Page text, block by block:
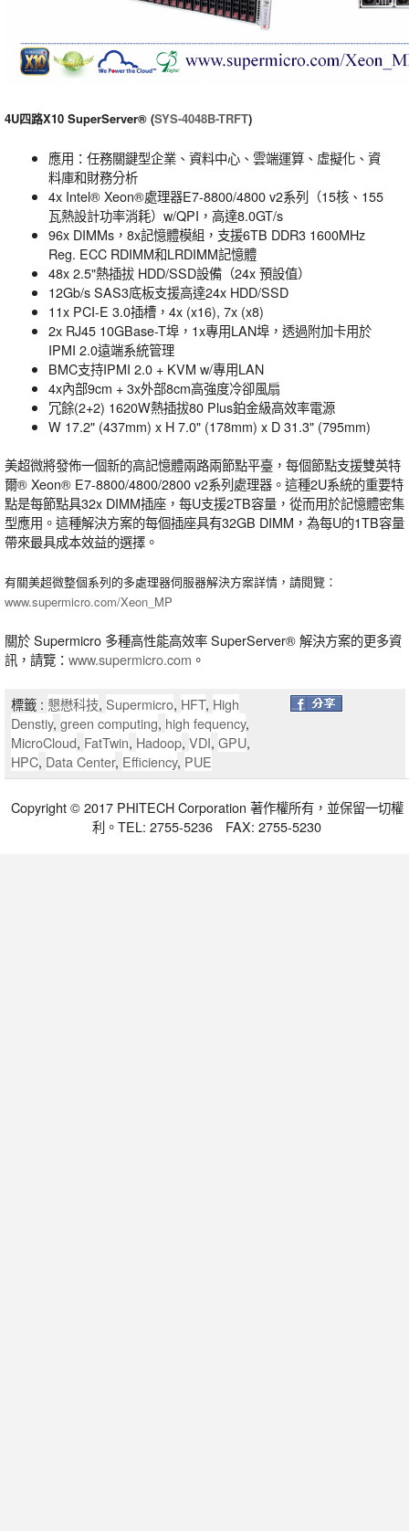
4U四路X10 SuperServer® (SYS-4048B-TRFT)
應用：任務關鍵型企業、資料中心、雲端運算、虛擬化、資
料庫和財務分析
4x Intel® Xeon®處理器E7-8800/4800 v2系列（15核、155
瓦熱設計功率消耗）w/QPI，高達8.0GT/s
96x DIMMs，8x記憶體模組，支援6TB DDR3 1600MHz
Reg. ECC RDIMM和LRDIMM記憶體
48x 2.5"熱插拔 HDD/SSD設備（24x 預設值）
12Gb/s SAS3底板支援高達24x HDD/SSD
11x PCI-E 3.0插槽，4x (x16), 7x (x8)
2x RJ45 10GBase-T埠，1x專用LAN埠，透過附加卡用於
IPMI 2.0遠端系統管理
BMC支持IPMI 2.0 + KVM w/專用LAN
4x內部9cm + 3x外部8cm高強度冷卻風扇
冗餘(2+2) 1620W熱插拔80 Plus鉑金級高效率電源
W 17.2" (437mm) x H 7.0" (178mm) x D 31.3" (795mm)
美超微將發佈一個新的高記憶體兩路兩節點平臺，每個節點支援雙英特
爾® Xeon® E7-8800/4800/2800 v2系列處理器。這種2U系統的重要特
點是每節點具32x DIMM插座，每U支援2TB容量，從而用於記憶體密集
型應用。這種解決方案的每個插座具有32GB DIMM，為每U的1TB容量
帶來最具成本效益的選擇。
有關美超微整個系列的多處理器伺服器解決方案詳情，請閱覽：
www.supermicro.com/Xeon_MP
關於 Supermicro 多種高性能高效率 SuperServer® 解決方案的更多資
訊，請覽： www.supermicro.com 。
標籤 : 懇懋科技, Supermicro, HFT, High
Denstiy, green computing, high fequency,
MicroCloud, FatTwin, Hadoop, VDI, GPU,
HPC, Data Center, Efficiency, PUE
Copyright © 2017 PHITECH Corporation 著作權所有，並保留一切權
利。TEL: 2755-5236 FAX: 2755-5230